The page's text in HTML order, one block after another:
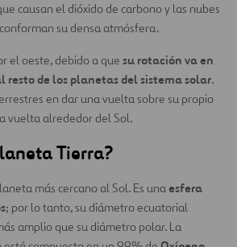
causan el dióxido de carbono y las nubes
su densa atmósfera.
el oeste, debido a que su rotación va en
resto de los planetas del sistema solar.
en dar una vuelta sobre su propio
vuelta alrededor del Sol.
Tierra?
más cercano al Sol. Es una esfera
; por lo tanto, su diámetro ecuatorial
amplio que su diámetro polar. La